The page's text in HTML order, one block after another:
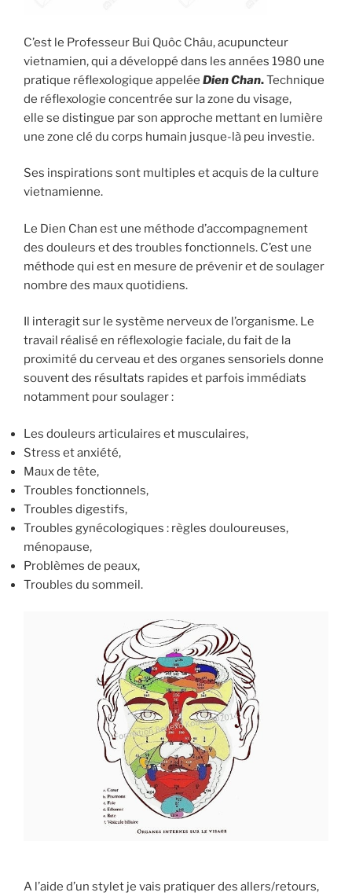
C’est le Professeur Bui Quôc Châu, acupuncteur
vietnamien, qui a développé dans les années 1980 une
pratique réflexologique appelée Dien Chan.Technique
de réflexologie concentrée sur la zone du visage,
elle se distingue par son approche mettant en lumière
une zone clé du corps humain jusque-là peu investie.
Ses inspirations sont multiples et acquis de la culture
vietnamienne.
Le Dien Chan est une méthode d’accompagnement
des douleurs et des troubles fonctionnels. C’est une
méthode qui est en mesure de prévenir et de soulager
nombre des maux quotidiens.
Il interagit sur le système nerveux de l’organisme. Le
travail réalisé en réflexologie faciale, du fait de la
proximité du cerveau et des organes sensoriels donne
souvent des résultats rapides et parfois immédiats
notamment pour soulager :
Les douleurs articulaires et musculaires,
Stress et anxiété,
Maux de tête,
Troubles fonctionnels,
Troubles digestifs,
Troubles gynécologiques : règles douloureuses,
ménopause,
Problèmes de peaux,
Troubles du sommeil.
A l’aide d’un stylet je vais pratiquer des allers/retours,